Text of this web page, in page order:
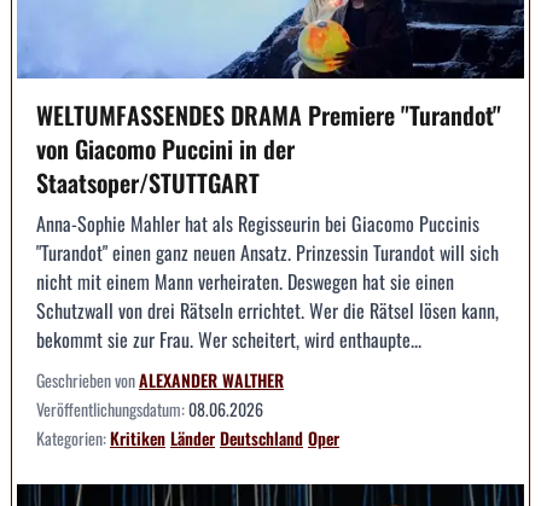
WELTUMFASSENDES DRAMA Premiere "Turandot"
von Giacomo Puccini in der
Staatsoper/STUTTGART
Anna-Sophie Mahler hat als Regisseurin bei Giacomo Puccinis
"Turandot" einen ganz neuen Ansatz. Prinzessin Turandot will sich
nicht mit einem Mann verheiraten. Deswegen hat sie einen
Schutzwall von drei Rätseln errichtet. Wer die Rätsel lösen kann,
bekommt sie zur Frau. Wer scheitert, wird enthaupte...
Geschrieben vonALEXANDER WALTHER
Veröffentlichungsdatum:08.06.2026
Kategorien:KritikenLänderDeutschlandOper